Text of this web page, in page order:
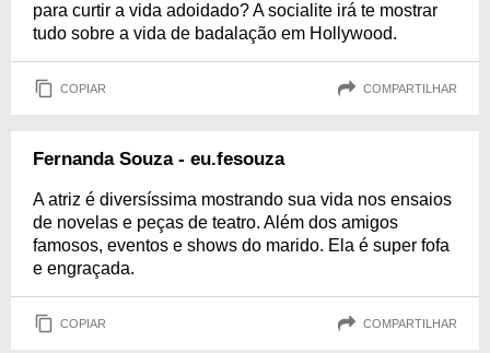
para curtir a vida adoidado? A socialite irá te mostrar
tudo sobre a vida de badalação em Hollywood.
COPIAR COMPARTILHAR
Fernanda Souza - eu.fesouza
A atriz é diversíssima mostrando sua vida nos ensaios
de novelas e peças de teatro. Além dos amigos
famosos, eventos e shows do marido. Ela é super fofa
e engraçada.
COPIAR COMPARTILHAR